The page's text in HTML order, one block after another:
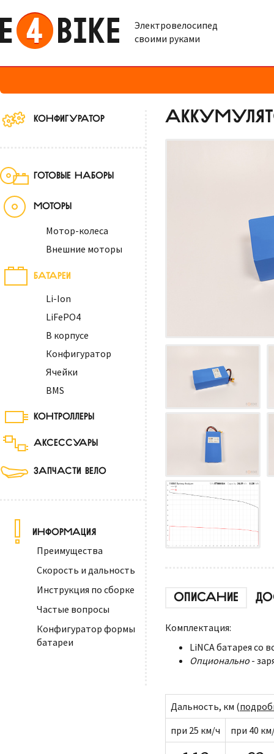
Электровелосипед
своими руками
КОНФИГУРАТОР
ГОТОВЫЕ НАБОРЫ
МОТОРЫ
Мотор-колеса
Внешние моторы
БАТАРЕИ
Li-Ion
LiFePO4
В корпусе
Конфигуратор
Ячейки
BMS
КОНТРОЛЛЕРЫ
АКСЕССУАРЫ
ЗАПЧАСТИ ВЕЛО
ИНФОРМАЦИЯ
Преимущества
Скорость и дальность
Инструкция по сборке
Частые вопросы
Конфигуратор формы
батареи
ОПИСАНИЕ
Комплектация:
LiNCA батарея со
Опционально -
Дальность, км (
при 25 км/ч
при 40